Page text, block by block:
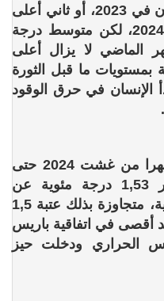
يوليوز حرارة على الإطلاق، وكان في 2023، أو ثاني أعلى
شهور يوليوز حرارة وكان في 2024، لكن متوسط درجة
الماضي لا يزال أعلى
مقارنة بمستويات ما قبل الثورة
عندما بدأ الإنسان في حرق الوقود
إضافة لذلك، كانت فترة 12 شهرا من غشت 2024 حتى
يوليوز 2025 أكثر دفئا بمقدار 1,53 درجة مئوية عن
مستويات ما قبل الثورة الصناعية، متجاوزة بذلك عتبة 1,5
أقصى في اتفاقية باريس
الحراري ودخلت حيز